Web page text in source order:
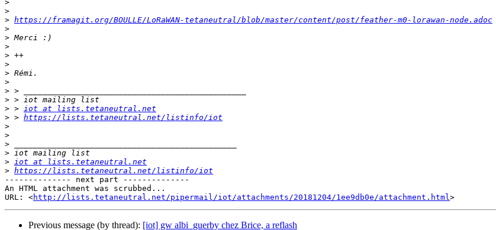
>
>
> https://framagit.org/BOULLE/LoRaWAN-tetaneutral/blob/master/content/post/feather-m0-lorawan-node.adoc
>
>
>
>
>
>
>
>
>
> > iot at lists.tetaneutral.net
> > https://lists.tetaneutral.net/listinfo/iot
>
>
>
>
> iot at lists.tetaneutral.net
> https://lists.tetaneutral.net/listinfo/iot
-------------- next part --------------
An HTML attachment was scrubbed...
URL: <http://lists.tetaneutral.net/pipermail/iot/attachments/20181204/1ee9db0e/attachment.html
Previous message (by thread): [iot] gw albi_guerby chez Brice, a reflash